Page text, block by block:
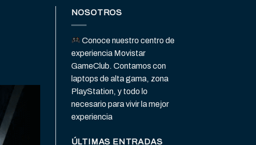
NOSOTROS
Conoce nuestro centro de
experiencia Movistar
GameClub. Contamos con
laptops de alta gama, zona
PlayStation, y todo lo
necesario para vivir la mejor
experiencia
ÚLTIMAS ENTRADAS